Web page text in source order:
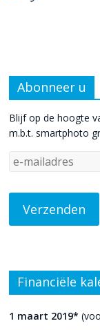
Abonneer u
Blijf op de hoogte
m.b.t. smartphoto
Financiële
1 maart 2019*